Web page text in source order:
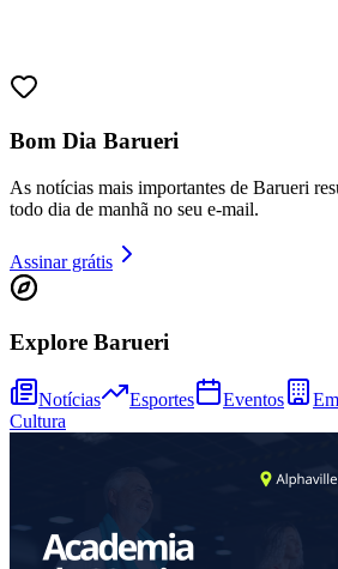
Juventude
Bom Dia Barueri
As notícias mais importantes de Barueri
todo dia de manhã no seu e-mail.
Assinar grátis
Explore Barueri
Notícias Esportes Eventos
Cultura